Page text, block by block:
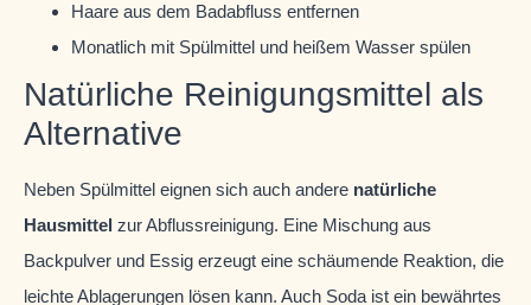
Haare aus dem Badabfluss entfernen
Monatlich mit Spülmittel und heißem Wasser spülen
Natürliche Reinigungsmittel als
Alternative
Neben Spülmittel eignen sich auch andere natürliche
Hausmittel zur Abflussreinigung. Eine Mischung aus
Backpulver und Essig erzeugt eine schäumende Reaktion, die
leichte Ablagerungen lösen kann. Auch Soda ist ein bewährtes